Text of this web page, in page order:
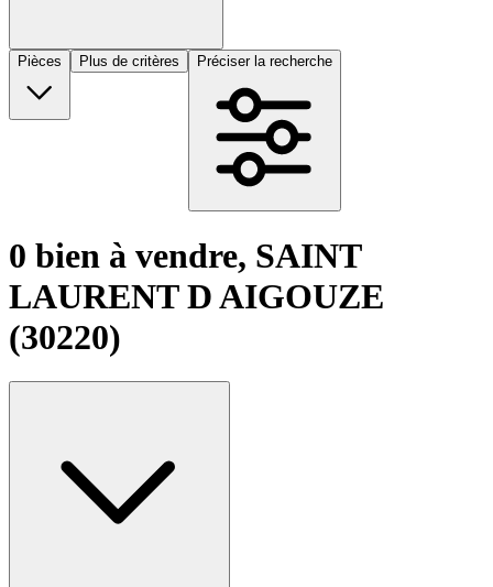
Pièces Plus de critères Préciser la recherche
0 bien à vendre, SAINT
LAURENT D AIGOUZE
(30220)